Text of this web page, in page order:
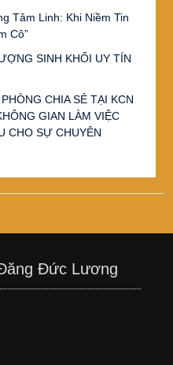
Tâm Linh: Khi Niềm Tin
Cô”
SINH KHỐI UY TÍN
CHIA SẺ TẠI KCN
GIAN LÀM VIỆC
CHO SỰ CHUYÊN
Đức Lương